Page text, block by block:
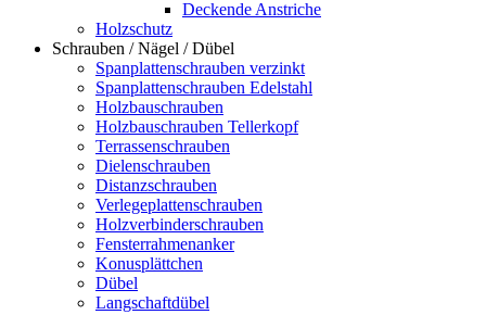
Deckende Anstriche
Holzschutz
Schrauben / Nägel / Dübel
Spanplattenschrauben verzinkt
Spanplattenschrauben Edelstahl
Holzbauschrauben
Holzbauschrauben Tellerkopf
Terrassenschrauben
Dielenschrauben
Distanzschrauben
Verlegeplattenschrauben
Holzverbinderschrauben
Fensterrahmenanker
Konusplättchen
Dübel
Langschaftdübel